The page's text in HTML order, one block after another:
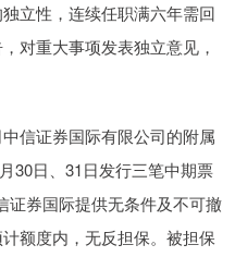
立性，连续任职满六年需回
对重大事项发表独立意见，
信证券国际有限公司的附属
30日、31日发行三笔中期票
证券国际提供无条件及不可撤
额度内，无反担保。被担保